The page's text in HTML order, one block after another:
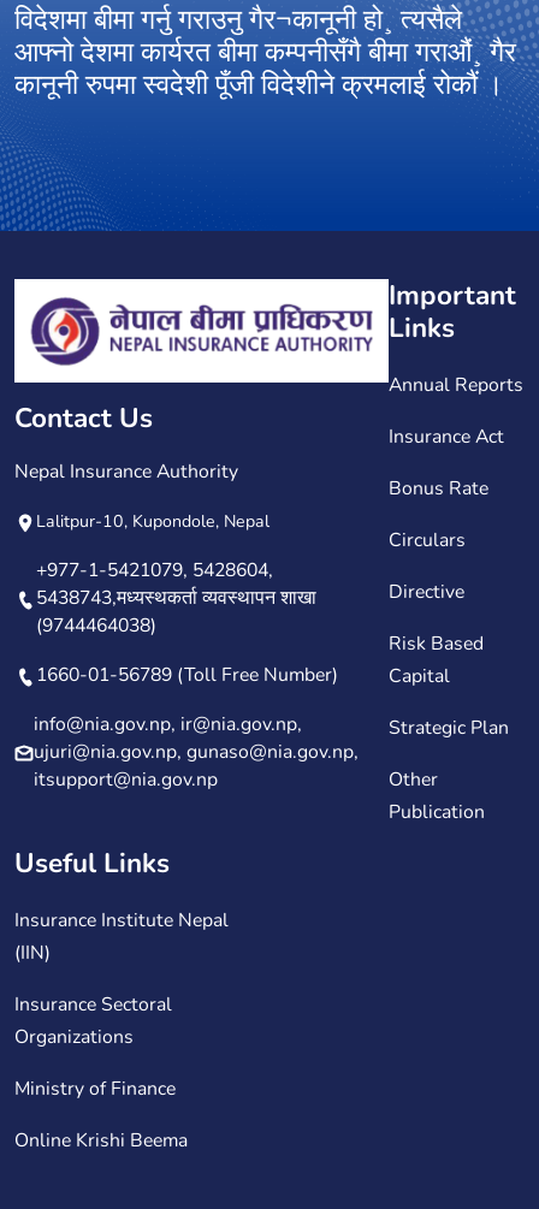
विदेशमा बीमा गर्नु गराउनु गैर¬कानूनी हो¸ त्यसैले
आफ्नो देशमा कार्यरत बीमा कम्पनीसँगै बीमा गराऔं¸ गैर
कानूनी रुपमा स्वदेशी पूँजी विदेशीने क्रमलाई रोकौं ।
Contact Us
Nepal Insurance Authority
Lalitpur-10, Kupondole, Nepal
+977-1-5421079, 5428604,
5438743,मध्यस्थकर्ता व्यवस्थापन शाखा
(9744464038)
1660-01-56789 (Toll Free Number)
info@nia.gov.np, ir@nia.gov.np,
ujuri@nia.gov.np, gunaso@nia.gov.np,
itsupport@nia.gov.np
Important
Links
Annual Reports
Insurance Act
Bonus Rate
Circulars
Directive
Risk Based
Capital
Strategic Plan
Other
Publication
Useful Links
Insurance Institute Nepal
(IIN)
Insurance Sectoral
Organizations
Ministry of Finance
Online Krishi Beema